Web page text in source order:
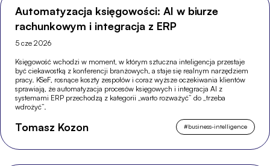
Automatyzacja księgowości: AI w biurze
rachunkowym i integracja z ERP
5 cze 2026
Księgowość wchodzi w moment, w którym sztuczna inteligencja przestaje
być ciekawostką z konferencji branżowych, a staje się realnym narzędziem
pracy. KSeF, rosnące koszty zespołów i coraz wyższe oczekiwania klientów
sprawiają, że automatyzacja procesów księgowych i integracja AI z
systemami ERP przechodzą z kategorii „warto rozważyć” do „trzeba
wdrożyć”.
Tomasz Kozon #business-intelligence